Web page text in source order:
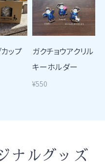
ップ
ガクチョウアクリル
キーホルダー
¥550
ナルグッズ